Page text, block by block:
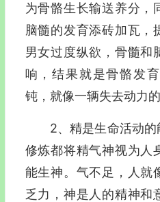
为骨骼生长输送养分，
脑髓的发育添砖加瓦，
男女过度纵欲，骨髓和
响，结果就是骨骼发
钝，就像一辆失去动力
2、精是生命活动
修炼都将精气神视为人
能生神。气不足，人就
乏力，神是人的精神和